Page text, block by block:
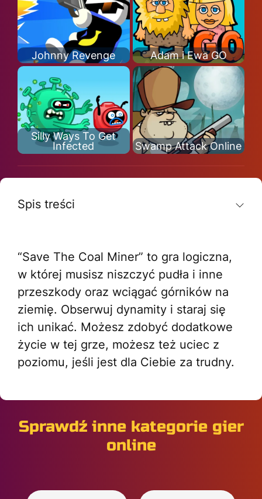
Johnny Revenge Adam i Ewa GO
Silly Ways To Get
Infected
Swamp Attack Online
Spis treści
“Save The Coal Miner” to gra logiczna,
w której musisz niszczyć pudła i inne
przeszkody oraz wciągać górników na
ziemię. Obserwuj dynamity i staraj się
ich unikać. Możesz zdobyć dodatkowe
życie w tej grze, możesz też uciec z
poziomu, jeśli jest dla Ciebie za trudny.
Sprawdź inne kategorie gier
online